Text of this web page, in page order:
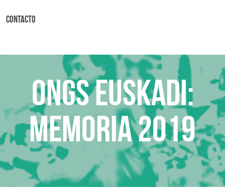
Contacto
ONGs Euskadi:
Memoria 2019